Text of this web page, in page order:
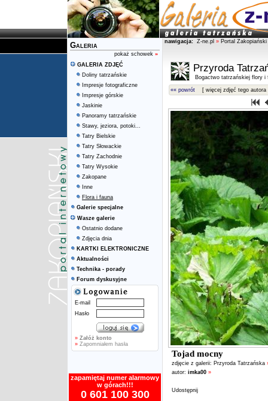
Galeria
pokaż schowek »
GALERIA ZDJĘĆ
Doliny tatrzańskie
Impresje fotograficzne
Impresje górskie
Jaskinie
Panoramy tatrzańskie
Stawy, jeziora, potoki...
Tatry Bielskie
Tatry Słowackie
Tatry Zachodnie
Tatry Wysokie
Zakopane
Inne
Flora i fauna
Galerie specjalne
Wasze galerie
Ostatnio dodane
Zdjęcia dnia
KARTKI ELEKTRONICZNE
Aktualności
Technika - porady
Forum dyskusyjne
E-mail
Hasło
» Załóż konto
» Zapomniałem hasła
zapamiętaj numer alarmowy
w górach!!!
0 601 100 300
nawigacja: Z-ne.pl » Portal Zakopiański
Przyroda
Bogactwo tatrzańskiej flory i
«« powrót [ więcej zdjęć tego autora
Tojad mocny
zdjęcie z galerii: Przyroda Tatrzańska
autor: imka00 »
Udostępnij